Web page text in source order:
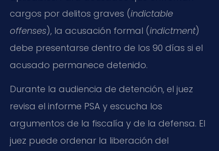
cargos por delitos graves (indictable
offenses), la acusación formal (indictment)
debe presentarse dentro de los 90 días si el
acusado permanece detenido.
Durante la audiencia de detención, el juez
revisa el informe PSA y escucha los
argumentos de la fiscalía y de la defensa. El
juez puede ordenar la liberación del